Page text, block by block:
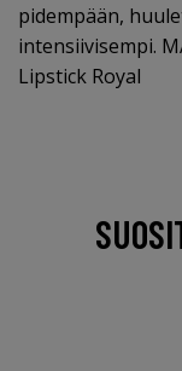
pidempään,
intensiivisempi.
Lipstick Royal